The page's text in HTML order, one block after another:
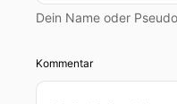
Dein Name oder
Kommentar